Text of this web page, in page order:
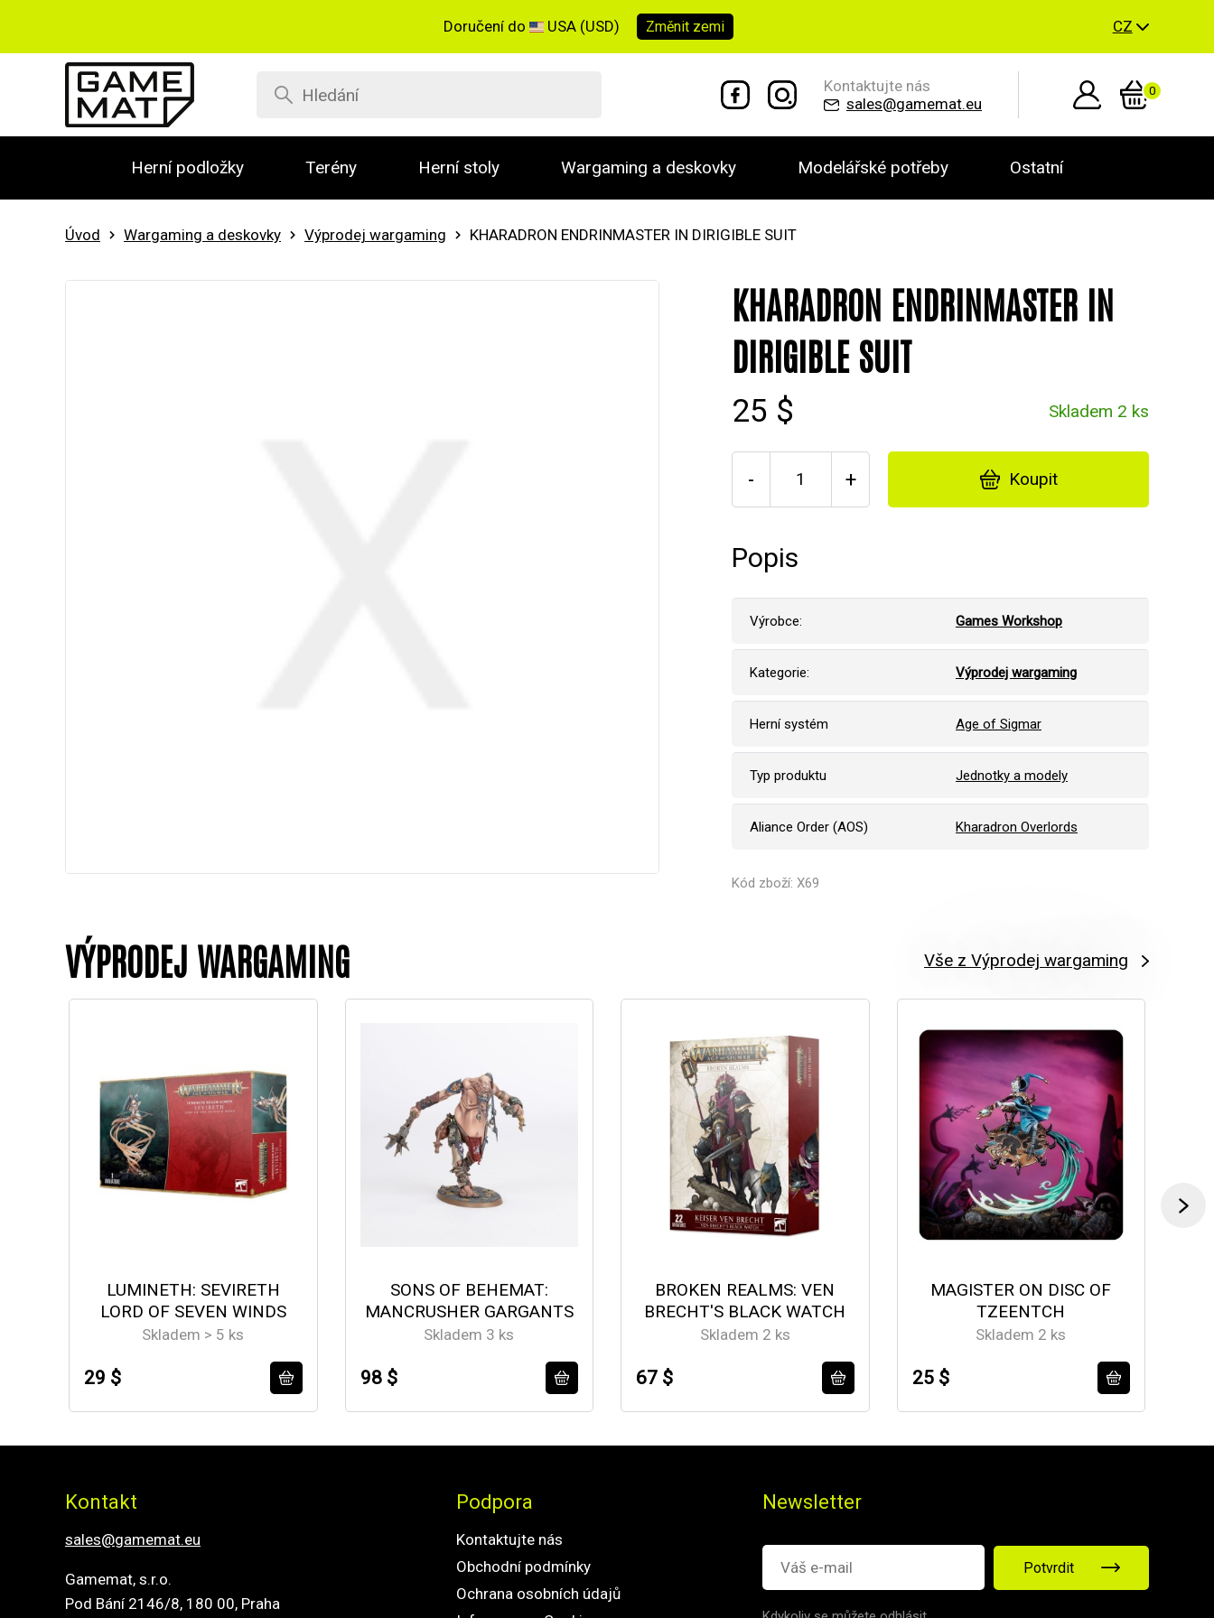
Doručení do USA (USD) Změnit zemi CZ
Kontaktujte nás
sales@gamemat.eu
0
Herní podložky Terény Herní stoly Wargaming a deskovky Modelářské potřeby Ostatní
Úvod Wargaming a deskovky Výprodej wargaming KHARADRON ENDRINMASTER IN DIRIGIBLE SUIT
KHARADRON ENDRINMASTER IN
DIRIGIBLE SUIT
25 $ Skladem 2 ks
- + Koupit
Popis
Výrobce: Games Workshop
Kategorie: Výprodej wargaming
Herní systém Age of Sigmar
Typ produktu Jednotky a modely
Aliance Order (AOS) Kharadron Overlords
Kód zboží: X69
VÝPRODEJ WARGAMING Vše z Výprodej wargaming
LUMINETH: SEVIRETH
LORD OF SEVEN WINDS
Skladem > 5 ks
29 $
SONS OF BEHEMAT:
MANCRUSHER GARGANTS
Skladem 3 ks
98 $
BROKEN REALMS: VEN
BRECHT'S BLACK WATCH
Skladem 2 ks
67 $
MAGISTER ON DISC OF
TZEENTCH
Skladem 2 ks
25 $
Kontakt
sales@gamemat.eu
Gamemat, s.r.o.
Pod Bání 2146/8, 180 00, Praha
Podpora
Kontaktujte nás
Obchodní podmínky
Ochrana osobních údajů
Newsletter
Potvrdit